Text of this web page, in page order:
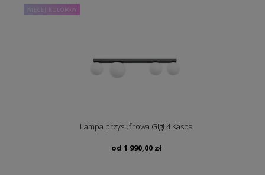
WIĘCEJ KOLORÓW
Lampa przysufitowa Gigi 4 Kaspa
od 1 990,00 zł